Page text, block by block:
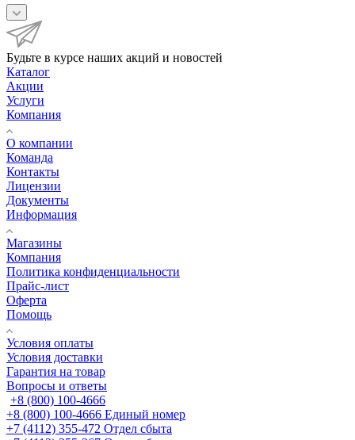
Будьте в курсе наших акций и новостей
Каталог
Акции
Услуги
Компания
О компании
Команда
Контакты
Лицензии
Документы
Информация
Магазины
Компания
Политика конфиденциальности
Прайс-лист
Оферта
Помощь
Условия оплаты
Условия доставки
Гарантия на товар
Вопросы и ответы
+8 (800) 100-4666
+8 (800) 100-4666 Единый номер
+7 (4112) 355-472 Отдел сбыта